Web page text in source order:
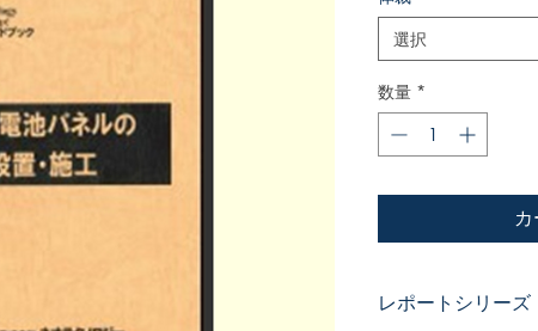
選択
数量 *
レポートシリーズ